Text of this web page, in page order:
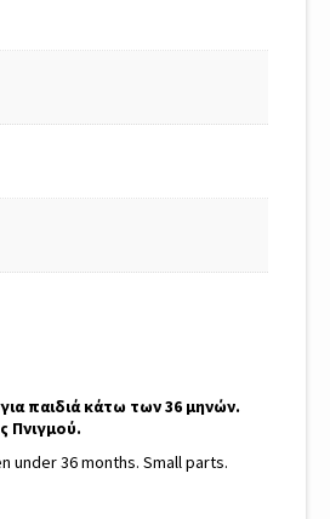
παιδιά κάτω των 36 μηνών.
Πνιγμού.
under 36 months. Small parts.